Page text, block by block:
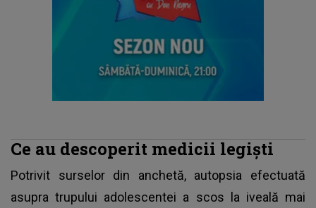
Ce au descoperit medicii legiști
Potrivit surselor din anchetă, autopsia efectuată
asupra trupului adolescentei a scos la iveală mai